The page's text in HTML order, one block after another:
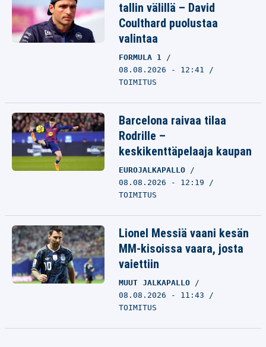
tallin välillä – David
Coulthard puolustaa
valintaa
FORMULA 1
08.08.2026 - 12:41
TOIMITUS
Barcelona raivaa tilaa
Rodrille –
keskikenttäpelaaja kaupan
EUROJALKAPALLO
08.08.2026 - 12:19
TOIMITUS
Lionel Messiä vaani kesän
MM-kisoissa vaara, josta
vaiettiin
MUUT JALKAPALLO
08.08.2026 - 11:43
TOIMITUS